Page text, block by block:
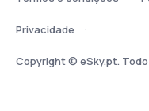
Privacidade
Copyright © eSky.pt.